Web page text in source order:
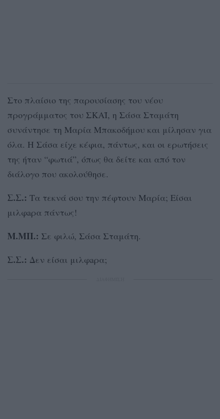
Στο πλαίσιο της παρουσίασης του νέου
προγράμματος του ΣΚΑΪ, η Σάσα Σταμάτη
συνάντησε τη Μαρία Μπακοδήμου και μίλησαν για
όλα. Η Σάσα είχε κέφια, πάντως, και οι ερωτήσεις
της ήταν “φωτιά”, όπως θα δείτε και από τον
διάλογο που ακολούθησε.
Σ.Σ.: Τα τεκνά σου την πέφτουν Μαρία; Είσαι
μιλφaρα πάντως!
Μ.ΜΠ.: Σε φιλώ, Σάσα Σταμάτη.
Σ.Σ.: Δεν είσαι μιλφaρα;